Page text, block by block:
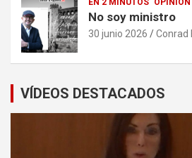
EN 2 MINUTOS OPINIÓN
No soy ministro
30 junio 2026 Conrad
VÍDEOS DESTACADOS